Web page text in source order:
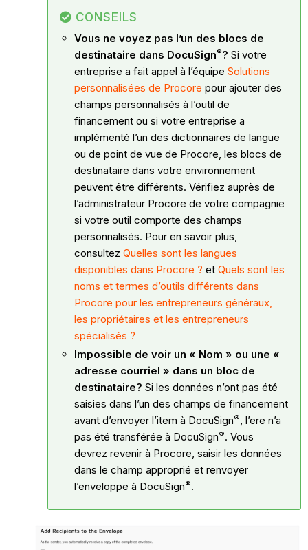
CONSEILS
Vous ne voyez pas l’un des blocs de
destinataire dans DocuSign®? Si votre
entreprise a fait appel à l’équipe Solutions
personnalisées de Procore pour ajouter des
champs personnalisés à l’outil de
financement ou si votre entreprise a
implémenté l’un des dictionnaires de langue
ou de point de vue de Procore, les blocs de
destinataire dans votre environnement
peuvent être différents. Vérifiez auprès de
l’administrateur Procore de votre compagnie
si votre outil comporte des champs
personnalisés. Pour en savoir plus,
consultez Quelles sont les langues
disponibles dans Procore ? et Quels sont les
noms et termes d’outils différents dans
Procore pour les entrepreneurs généraux,
les propriétaires et les entrepreneurs
spécialisés ?
Impossible de voir un « Nom » ou une «
adresse courriel » dans un bloc de
destinataire? Si les données n’ont pas été
saisies dans l’un des champs de financement
avant d’envoyer l’item à DocuSign®, l’ere n’a
pas été transférée à DocuSign®. Vous
devrez revenir à Procore, saisir les données
dans le champ approprié et renvoyer
l’enveloppe à DocuSign®.